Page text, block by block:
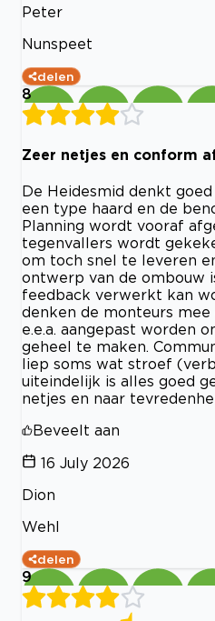
Peter
Nunspeet
delen
8
Zeer netjes en conform
De Heidesmid denkt
een type haard en de
Planning wordt vooraf
tegenvallers wordt
om toch snel te leveren
ontwerp van de ombouw
feedback verwerkt kan
denken de monteurs
e.e.a. aangepast worden
geheel te maken.
liep soms wat stroef
uiteindelijk is alles goed
netjes en naar
Beveelt aan
16 July 2026
Dion
Wehl
delen
9